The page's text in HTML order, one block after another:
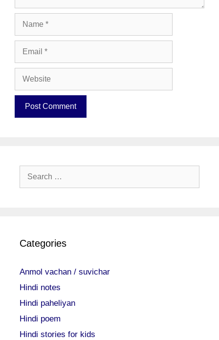
Search
Categories
Anmol vachan / suvichar
Hindi notes
Hindi paheliyan
Hindi poem
Hindi stories for kids